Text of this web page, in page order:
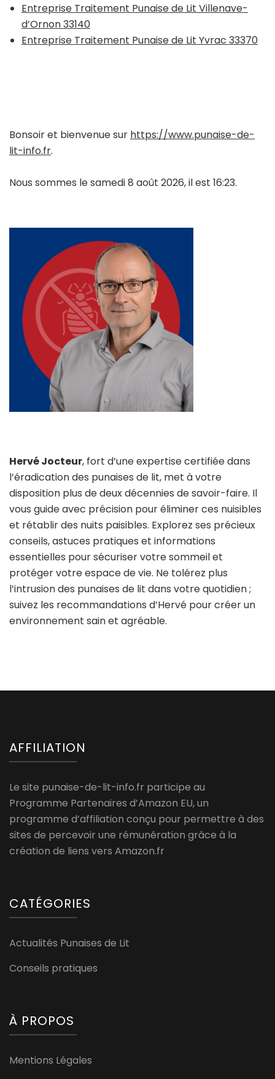
Entreprise Traitement Punaise de Lit Villenave-
d’Ornon 33140
Entreprise Traitement Punaise de Lit Yvrac 33370
Bonsoir et bienvenue sur https://www.punaise-de-
lit-info.fr.
Nous sommes le samedi 8 août 2026, il est 16:23.
Hervé Jocteur, fort d’une expertise certifiée dans
l’éradication des punaises de lit, met à votre
disposition plus de deux décennies de savoir-faire. Il
vous guide avec précision pour éliminer ces nuisibles
et rétablir des nuits paisibles. Explorez ses précieux
conseils, astuces pratiques et informations
essentielles pour sécuriser votre sommeil et
protéger votre espace de vie. Ne tolérez plus
l’intrusion des punaises de lit dans votre quotidien ;
suivez les recommandations d’Hervé pour créer un
environnement sain et agréable.
AFFILIATION
Le site punaise-de-lit-info.fr participe au
Programme Partenaires d’Amazon EU, un
programme d’affiliation conçu pour permettre à des
sites de percevoir une rémunération grâce à la
création de liens vers Amazon.fr
CATÉGORIES
Actualités Punaises de Lit
Conseils pratiques
À PROPOS
Mentions Légales